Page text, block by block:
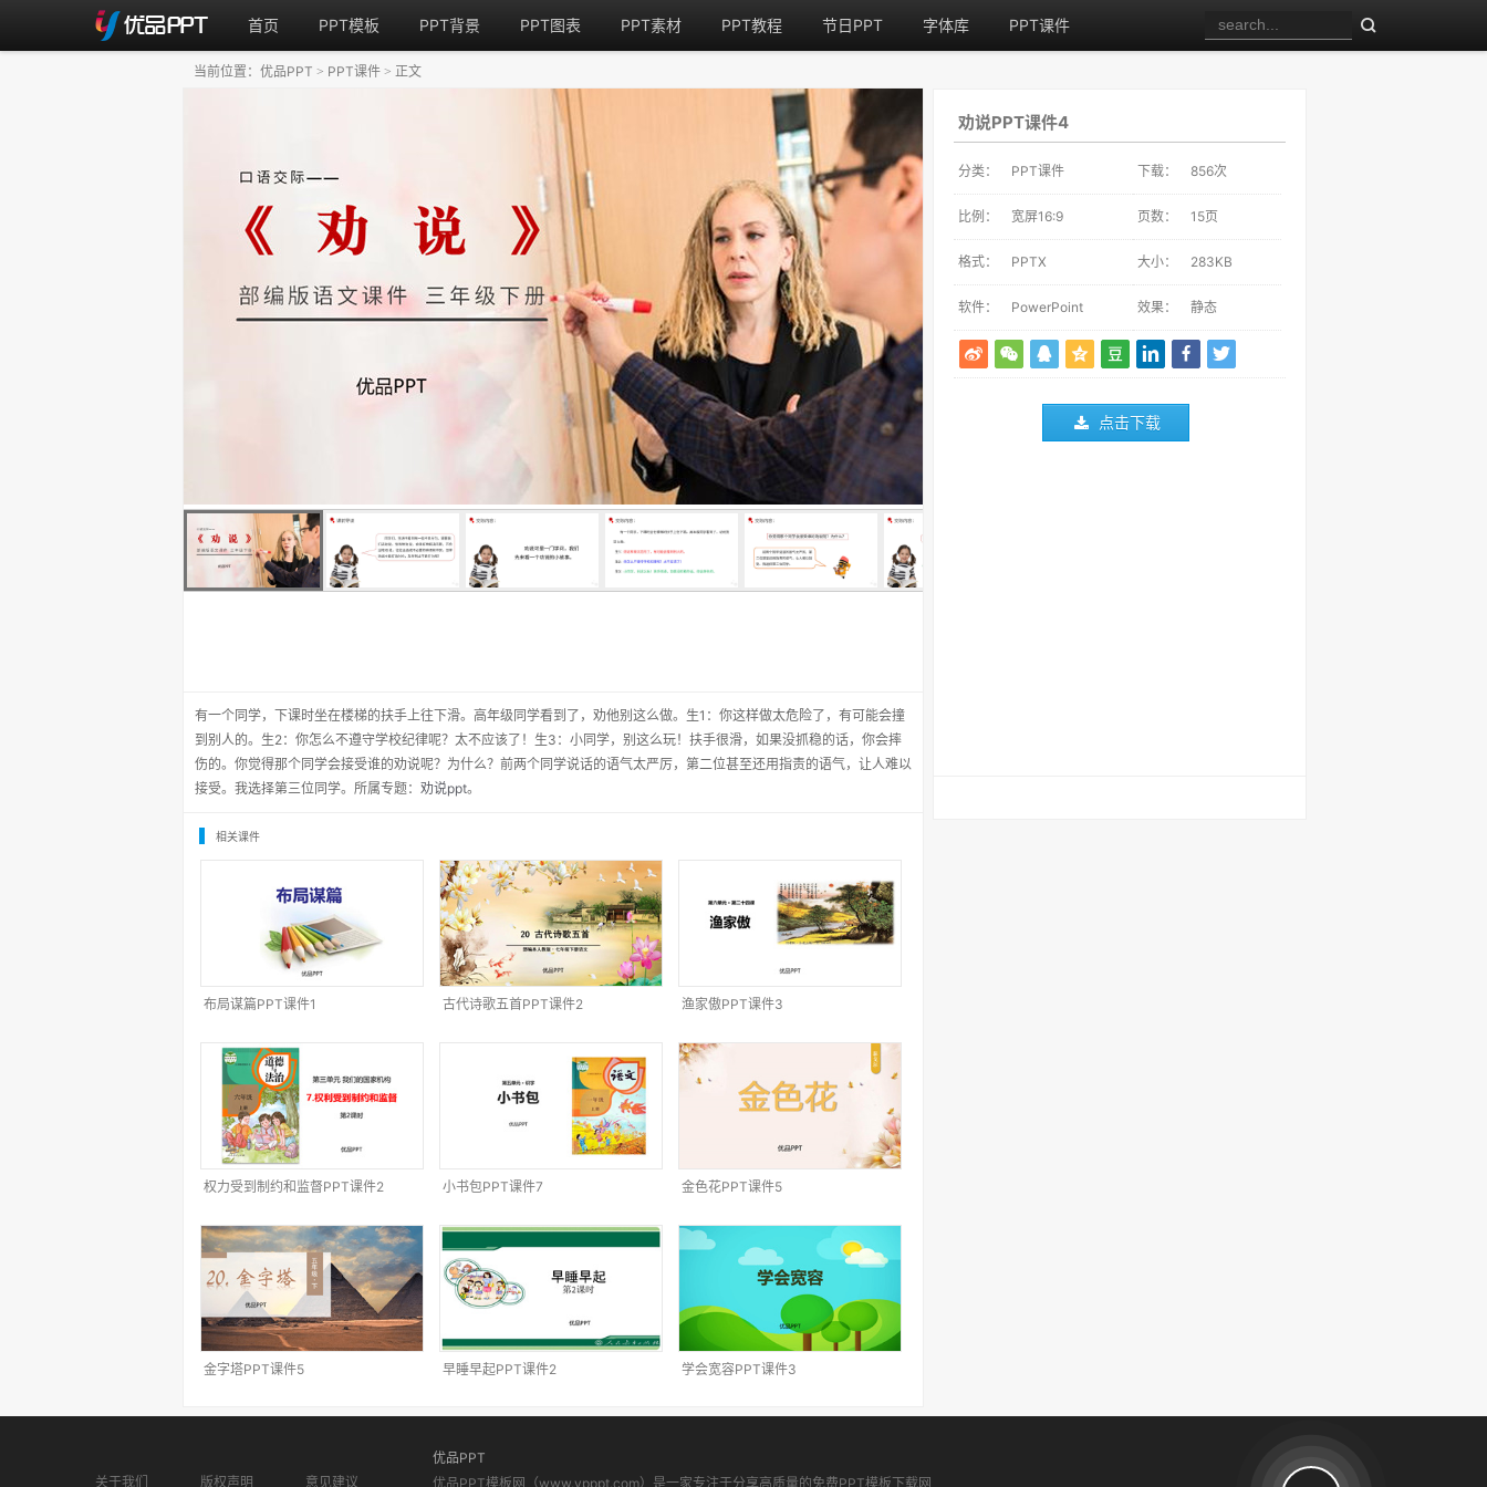
首页 PPT模板 PPT背景 PPT图表 PPT素材 PPT教程 节日PPT 字体库 PPT课件
劝说PPT课件4
分类： PPT课件 下载： 856次
比例： 宽屏16:9 页数： 15页
格式： PPTX 大小： 283KB
软件： PowerPoint 效果： 静态
点击下载
有一个同学，下课时坐在楼梯的扶手上往下滑。高年级同学看到了，劝他别这么做。生1：你这样做太危险了，有可能会撞
到别人的。生2：你怎么不遵守学校纪律呢？太不应该了！生3：小同学，别这么玩！扶手很滑，如果没抓稳的话，你会摔
伤的。你觉得那个同学会接受谁的劝说呢？为什么？前两个同学说话的语气太严厉，第二位甚至还用指责的语气，让人难以
接受。我选择第三位同学。所属专题： 劝说ppt。
当前位置： 优品PPT > PPT课件 > 正文
相关课件
布局谋篇PPT课件1 古代诗歌五首PPT课件2 渔家傲PPT课件3
权力受到制约和监督PPT课件2 小书包PPT课件7 金色花PPT课件5
金字塔PPT课件5 早睡早起PPT课件2 学会宽容PPT课件3
关于我们 版权声明 意见建议
优品PPT
优品PPT模板网（www.ypppt.com）是一家专注于分享高质量的免费PPT模板下载网